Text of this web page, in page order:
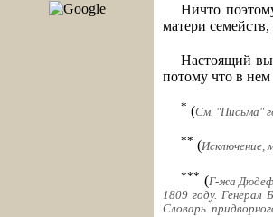
Ничто
матери
Настоящий
потому что в нем
* (См. "Письма"
** (Исключение,
*** (Г-жа
1809 году. Генерал
Словарь